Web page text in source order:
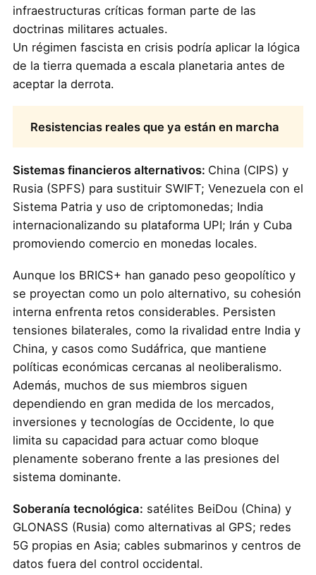
infraestructuras críticas forman parte de las
doctrinas militares actuales.
Un régimen fascista en crisis podría aplicar la lógica
de la tierra quemada a escala planetaria antes de
aceptar la derrota.
Resistencias reales que ya están en marcha
Sistemas financieros alternativos: China (CIPS) y
Rusia (SPFS) para sustituir SWIFT; Venezuela con el
Sistema Patria y uso de criptomonedas; India
internacionalizando su plataforma UPI; Irán y Cuba
promoviendo comercio en monedas locales.
Aunque los BRICS+ han ganado peso geopolítico y
se proyectan como un polo alternativo, su cohesión
interna enfrenta retos considerables. Persisten
tensiones bilaterales, como la rivalidad entre India y
China, y casos como Sudáfrica, que mantiene
políticas económicas cercanas al neoliberalismo.
Además, muchos de sus miembros siguen
dependiendo en gran medida de los mercados,
inversiones y tecnologías de Occidente, lo que
limita su capacidad para actuar como bloque
plenamente soberano frente a las presiones del
sistema dominante.
Soberanía tecnológica: satélites BeiDou (China) y
GLONASS (Rusia) como alternativas al GPS; redes
5G propias en Asia; cables submarinos y centros de
datos fuera del control occidental.